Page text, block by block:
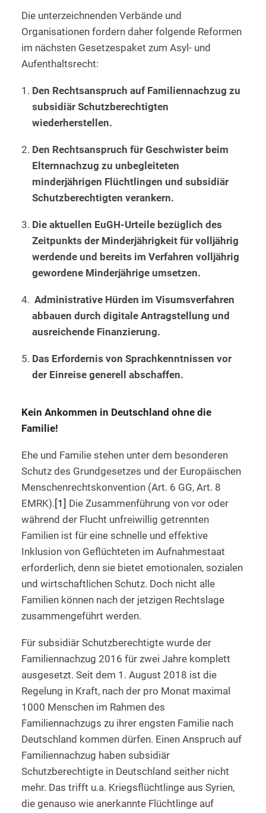
Die unterzeichnenden Verbände und
Organisationen fordern daher folgende Reformen
im nächsten Gesetzespaket zum Asyl- und
Aufenthaltsrecht:
Den Rechtsanspruch auf Familiennachzug zu
subsidiär Schutzberechtigten
wiederherstellen.
Den Rechtsanspruch für Geschwister beim
Elternnachzug zu unbegleiteten
minderjährigen Flüchtlingen und subsidiär
Schutzberechtigten verankern.
Die aktuellen EuGH-Urteile bezüglich des
Zeitpunkts der Minderjährigkeit für volljährig
werdende und bereits im Verfahren volljährig
gewordene Minderjährige umsetzen.
Administrative Hürden im Visumsverfahren
abbauen durch digitale Antragstellung und
ausreichende Finanzierung.
Das Erfordernis von Sprachkenntnissen vor
der Einreise generell abschaffen.
Kein Ankommen in Deutschland ohne die
Familie!
Ehe und Familie stehen unter dem besonderen
Schutz des Grundgesetzes und der Europäischen
Menschenrechtskonvention (Art. 6 GG, Art. 8
EMRK). [1] Die Zusammenführung von vor oder
während der Flucht unfreiwillig getrennten
Familien ist für eine schnelle und effektive
Inklusion von Geflüchteten im Aufnahmestaat
erforderlich, denn sie bietet emotionalen, sozialen
und wirtschaftlichen Schutz. Doch nicht alle
Familien können nach der jetzigen Rechtslage
zusammengeführt werden.
Für subsidiär Schutzberechtigte wurde der
Familiennachzug 2016 für zwei Jahre komplett
ausgesetzt. Seit dem 1. August 2018 ist die
Regelung in Kraft, nach der pro Monat maximal
1000 Menschen im Rahmen des
Familiennachzugs zu ihrer engsten Familie nach
Deutschland kommen dürfen. Einen Anspruch auf
Familiennachzug haben subsidiär
Schutzberechtigte in Deutschland seither nicht
mehr. Das trifft u.a. Kriegsflüchtlinge aus Syrien,
die genauso wie anerkannte Flüchtlinge auf